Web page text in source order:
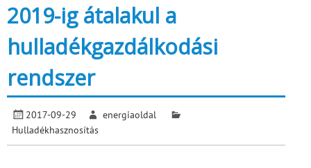
2019-ig átalakul a
hulladékgazdálkodási
rendszer
2017-09-29
energiaoldal
Hulladékhasznosítás